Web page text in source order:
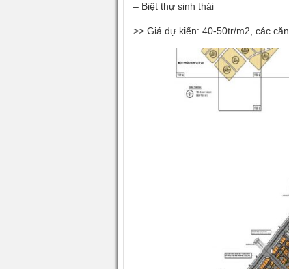
– Biệt thự sinh thái
>> Giá dự kiến: 40-50tr/m2, các